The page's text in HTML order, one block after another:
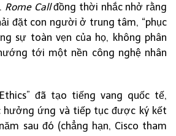
Rome Callđồng thời nhắc nhở rằng
đặt con người ở trung tâm, “phục
sự toàn vẹn của họ, không phân
tới một nền công nghệ nhân
đã tạo tiếng vang quốc tế,
hưởng ứng và tiếp tục được ký kết
sau đó (chẳng hạn, Cisco tham